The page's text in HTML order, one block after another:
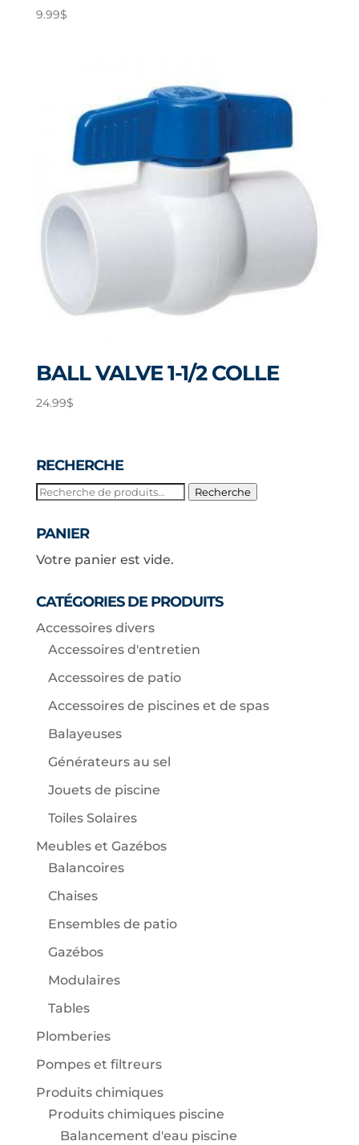
9.99$
BALL VALVE 1-1/2 COLLE
24.99$
RECHERCHE
Recherche
Recherche
PANIER
Votre panier est vide.
CATÉGORIES DE PRODUITS
Accessoires divers
Accessoires d'entretien
Accessoires de patio
Accessoires de piscines et de spas
Balayeuses
Générateurs au sel
Jouets de piscine
Toiles Solaires
Meubles et Gazébos
Balancoires
Chaises
Ensembles de patio
Gazébos
Modulaires
Tables
Plomberies
Pompes et filtreurs
Produits chimiques
Produits chimiques piscine
Balancement d'eau piscine